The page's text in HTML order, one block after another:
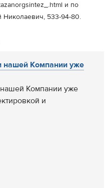
и по
Николаевич, 533-94-80.
нашей Компании уже
Компании уже
и